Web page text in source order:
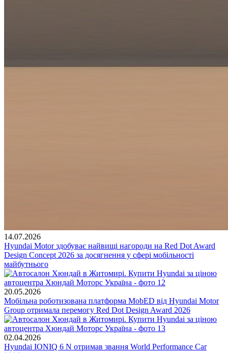
14.07.2026
Hyundai Motor здобуває найвищі нагороди на Red Dot Award
Design Concept 2026 за досягнення у сфері мобільності
майбутнього
20.05.2026
Мобільна роботизована платформа MobED від Hyundai Motor
Group отримала перемогу Red Dot Design Award 2026
02.04.2026
Hyundai IONIQ 6 N отримав звання World Performance Car